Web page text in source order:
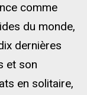
comme
du monde,
dernières
et son
en solitaire,